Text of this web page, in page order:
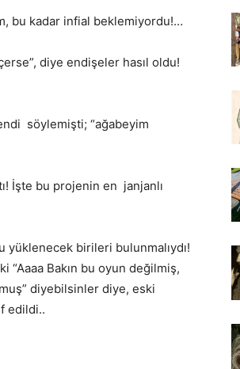
bu kadar infial beklemiyordu!…
diye endişeler hasıl oldu!
söylemişti; “ağabeyim
İşte bu projenin en janjanlı
birileri bulunmalıydı!
“Aaaa Bakın bu oyun değilmiş,
diyebilsinler diye, eski
edildi..